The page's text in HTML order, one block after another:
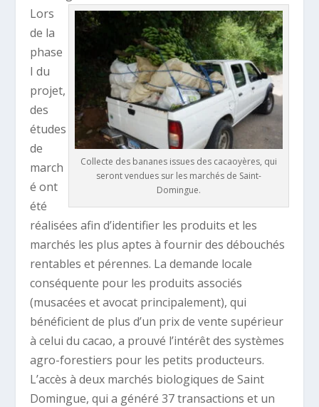
Collecte des bananes issues des cacaoyères, qui
seront vendues sur les marchés de Saint-
Domingue.
Lors
de la
phase
I du
projet,
des
études
de
march
é ont
été
réalisées afin d’identifier les produits et les
marchés les plus aptes à fournir des débouchés
rentables et pérennes. La demande locale
conséquente pour les produits associés
(musacées et avocat principalement), qui
bénéficient de plus d’un prix de vente supérieur
à celui du cacao, a prouvé l’intérêt des systèmes
agro-forestiers pour les petits producteurs.
L’accès à deux marchés biologiques de Saint
Domingue, qui a généré 37 transactions et un